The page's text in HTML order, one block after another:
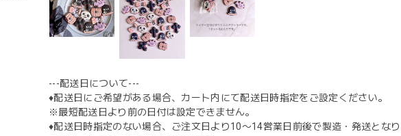
---配送日について---
♦︎配送日にご希望がある場合、カート内にて配送日時指定をご設定ください。
※最短配送日より前の日付は設定できません。
♦︎配送日時指定のない場合、ご注文日より10〜14営業日前後で製造・発送とな